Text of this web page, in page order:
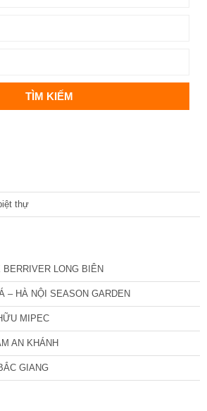
thự
LONG BIÊN
– HÀ NỘI SEASON GARDEN
MIPEC
AN KHÁNH
GIANG